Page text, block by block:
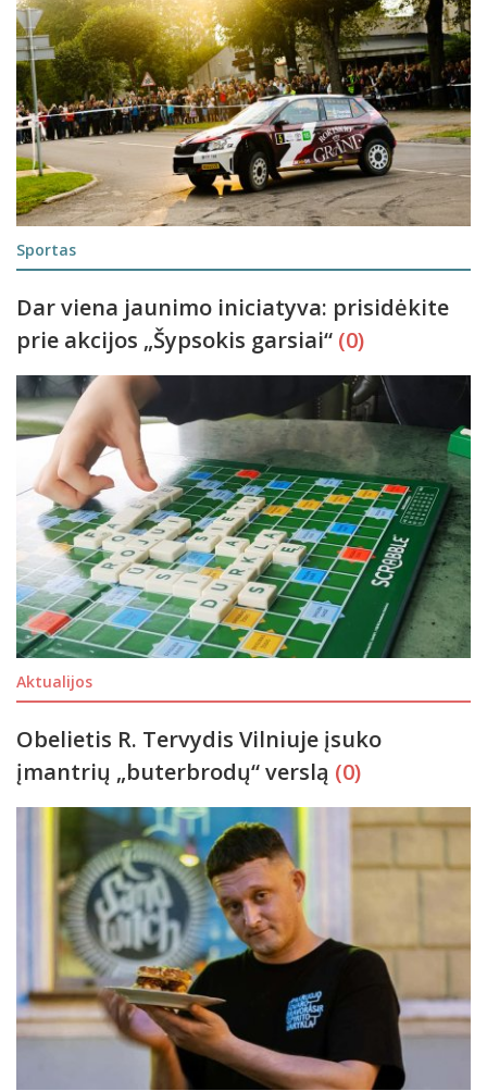
Sportas
Dar viena jaunimo iniciatyva: prisidėkite
prie akcijos „Šypsokis garsiai“ (0)
Aktualijos
Obelietis R. Tervydis Vilniuje įsuko
įmantrių „buterbrodų“ verslą (0)